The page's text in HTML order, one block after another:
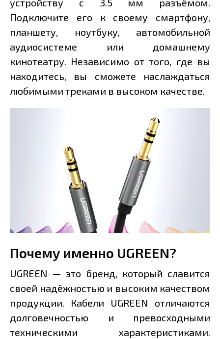
устройству с 3.5 мм разъёмом.
Подключите его к своему смартфону,
планшету, ноутбуку, автомобильной
аудиосистеме или домашнему
кинотеатру. Независимо от того, где вы
находитесь, вы сможете наслаждаться
любимыми треками в высоком качестве.
Почему именно UGREEN?
UGREEN — это бренд, который славится
своей надёжностью и высоким качеством
продукции. Кабели UGREEN отличаются
долговечностью и превосходными
техническими характеристиками.